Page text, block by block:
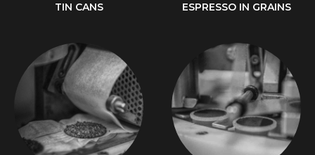
TIN CANS ESPRESSO IN GRAINS